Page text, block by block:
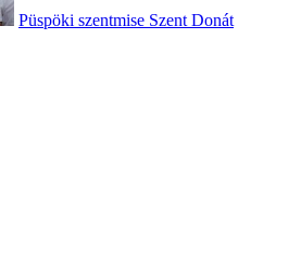
Püspöki szentmise Szent Donát